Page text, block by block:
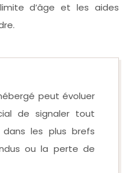
d’âge et les aides
peut évoluer
de signaler tout
les plus brefs
ou la perte de